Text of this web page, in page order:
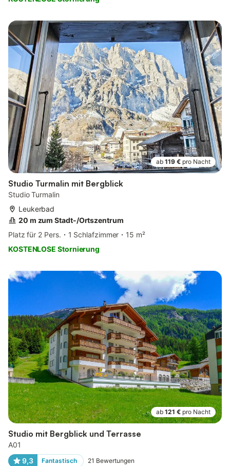
ab 119 € pro Nacht
Studio Turmalin mit Bergblick
Studio Turmalin
Leukerbad
20 m zum Stadt-/Ortszentrum
Platz für 2 Pers.
1 Schlafzimmer
15 m²
KOSTENLOSE Stornierung
ab 121 € pro Nacht
Studio mit Bergblick und Terrasse
A01
9,3
Fantastisch 21 Bewertungen